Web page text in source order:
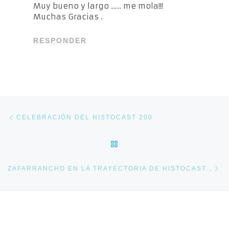
Muy bueno y largo ….. me mola!!!
Muchas Gracias .
RESPONDER
Navegación de entradas
CELEBRACIÓN DEL HISTOCAST 200
ZAFARRANCHO EN LA TRAYECTORIA DE HISTOCAST – PELÍCULAS DE SUBMARINOS